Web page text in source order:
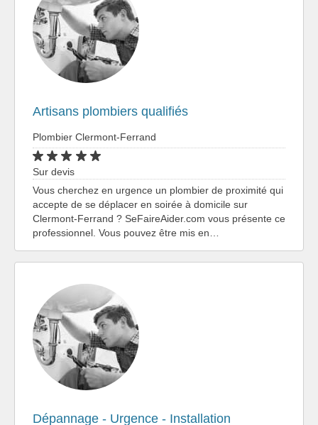
Artisans plombiers qualifiés
Plombier Clermont-Ferrand
Sur devis
Vous cherchez en urgence un plombier de proximité qui
accepte de se déplacer en soirée à domicile sur
Clermont-Ferrand ? SeFaireAider.com vous présente ce
professionnel. Vous pouvez être mis en…
Dépannage - Urgence - Installation